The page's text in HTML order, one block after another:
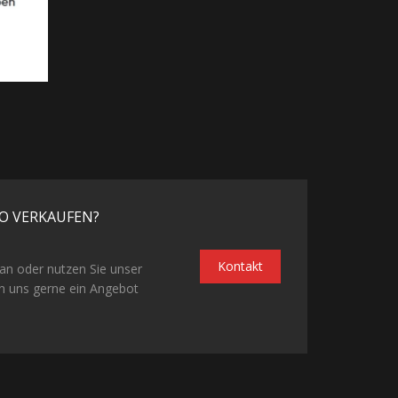
VERKAUFEN?
oder nutzen Sie unser
uns gerne ein Angebot
Kontakt